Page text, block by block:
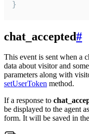
}
chat_accepted#
This event is sent when a
data about visitor and
parameters along with
setUserToken method.
If a response to
be displayed to the agent
form. It will be saved in